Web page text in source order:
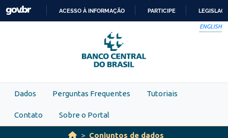
Skip to main content
PARA
O
CONTEÚDO
ACESSO À INFORMAÇÃO PARTICIPE
ENGLISH
Dados Perguntas Frequentes Tutoriais
Contato Sobre o Portal
Conjuntos de dados